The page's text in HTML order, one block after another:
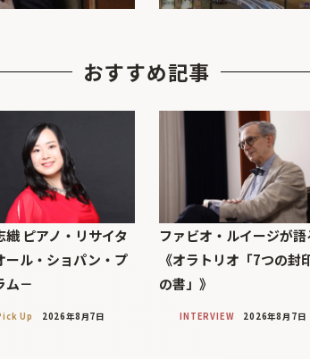
おすすめ記事
織 ピアノ・リサイタ
ール・ショパン・プ
ム－
Up 2026年8月7日
ファビオ・ルイージが語
《オラトリオ「7つの封
の書」》
INTERVIEW 2026年8月7日